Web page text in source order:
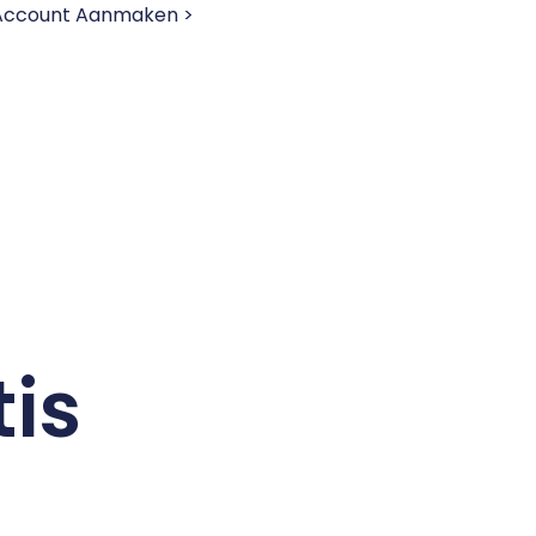
Aanmaken >